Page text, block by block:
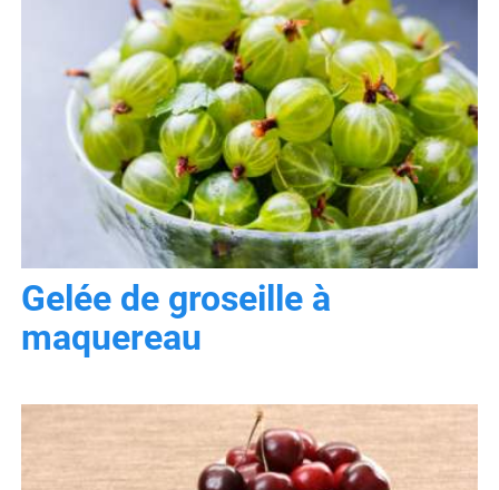
Gelée de groseille à
maquereau